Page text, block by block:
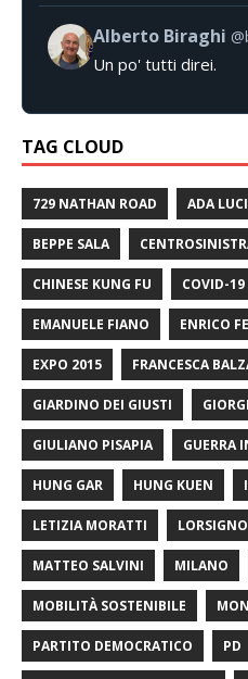
Alberto Biraghi
Un po' tutti direi.
TAG CLOUD
729 NATHAN ROAD ADA
BEPPE SALA
CHINESE KUNG FU COVID-19
EMANUELE FIANO ENRICO
EXPO 2015 FRANCESCA
GIARDINO DEI GIUSTI
GIULIANO PISAPIA GUERRA
HUNG GAR HUNG KUEN
LETIZIA MORATTI
MATTEO SALVINI MILANO
MOBILITÀ SOSTENIBILE
PARTITO DEMOCRATICO PD